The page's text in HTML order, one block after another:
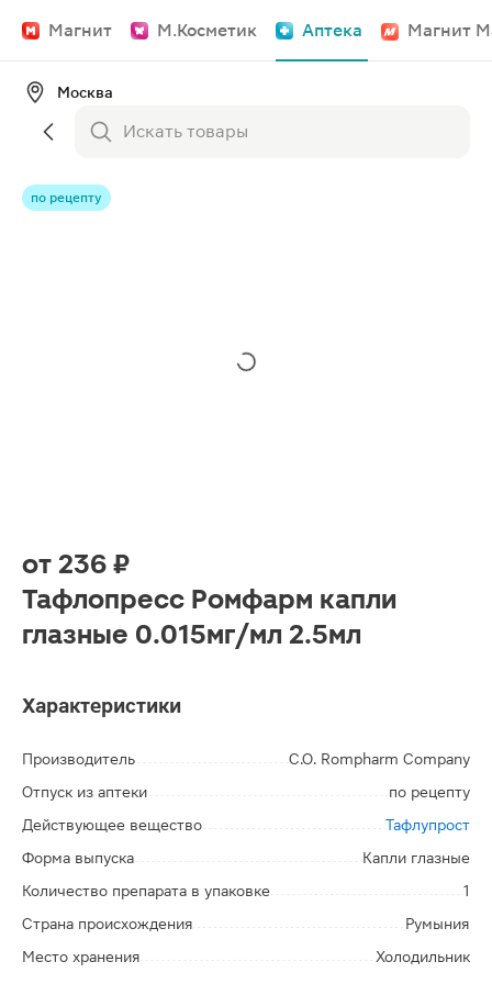
Магнит М.Косметик Аптека Магнит
Москва
по рецепту
от 236 ₽
Тафлопресс Ромфарм капли
глазные 0.015мг/мл 2.5мл
Характеристики
Производитель
C.O. Rompharm Company
Отпуск из аптеки
по рецепту
Действующее вещество
Тафлупрост
Форма выпуска
Капли глазные
Количество препарата в упаковке
1
Страна происхождения
Румыния
Место хранения
Холодильник